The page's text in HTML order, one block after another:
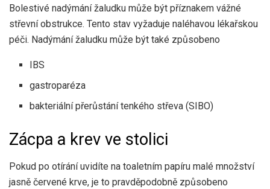
Bolestivé nadýmání žaludku může být příznakem vážné
střevní obstrukce. Tento stav vyžaduje naléhavou lékařskou
péči. Nadýmání žaludku může být také způsobeno
IBS
gastroparéza
bakteriální přerůstání tenkého střeva (SIBO)
Zácpa a krev ve stolici
Pokud po otírání uvidíte na toaletním papíru malé množství
jasně červené krve, je to pravděpodobně způsobeno